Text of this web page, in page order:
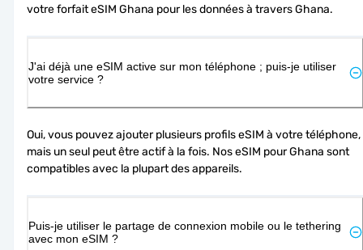
votre forfait eSIM Ghana pour les données à travers Ghana.
J'ai déjà une eSIM active sur mon téléphone ; puis-je utiliser
votre service ?
Oui, vous pouvez ajouter plusieurs profils eSIM à votre téléphone,
mais un seul peut être actif à la fois. Nos eSIM pour Ghana sont
compatibles avec la plupart des appareils.
Puis-je utiliser le partage de connexion mobile ou le tethering
avec mon eSIM ?